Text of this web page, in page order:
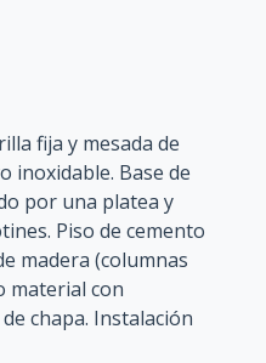
fija y mesada de
inoxidable. Base de
por una platea y
Piso de cemento
madera (columnas
material con
chapa. Instalación